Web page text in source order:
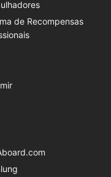
de Recompensas